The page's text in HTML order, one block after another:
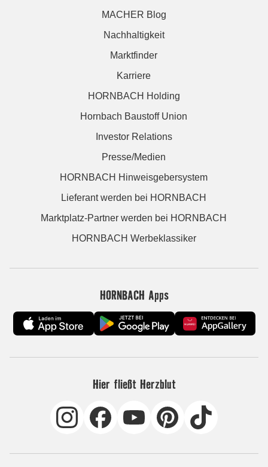
MACHER Blog
Nachhaltigkeit
Marktfinder
Karriere
HORNBACH Holding
Hornbach Baustoff Union
Investor Relations
Presse/Medien
HORNBACH Hinweisgebersystem
Lieferant werden bei HORNBACH
Marktplatz-Partner werden bei HORNBACH
HORNBACH Werbeklassiker
HORNBACH Apps
Hier fließt Herzblut